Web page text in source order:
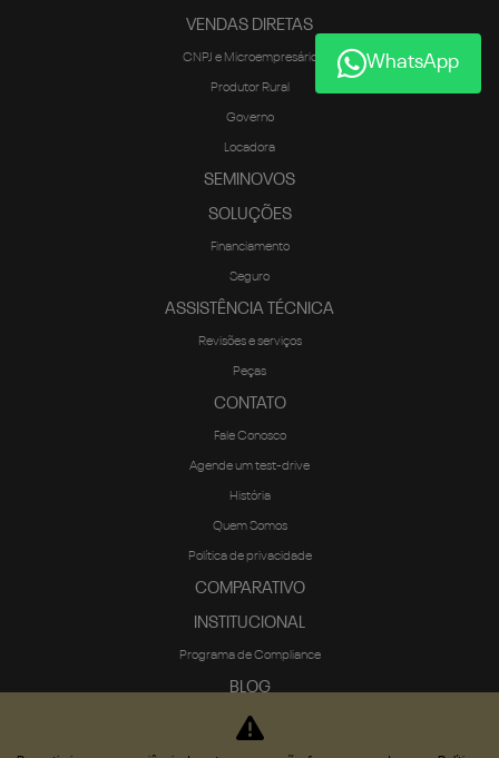
VENDAS DIRETAS
CNPJ e Microempresário
Produtor Rural
Governo
Locadora
SEMINOVOS
SOLUÇÕES
Financiamento
Seguro
ASSISTÊNCIA TÉCNICA
Revisões e serviços
Peças
CONTATO
Fale Conosco
Agende um test-drive
História
Quem Somos
Política de privacidade
COMPARATIVO
INSTITUCIONAL
Programa de Compliance
BLOG
WhatsApp